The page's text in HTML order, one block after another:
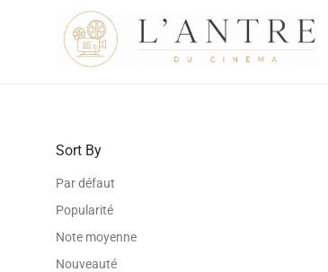
Sort By
Par défaut
Popularité
Note moyenne
Nouveauté